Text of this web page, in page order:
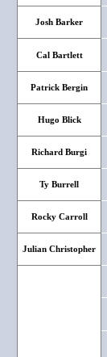
Josh Barker
Cal Bartlett
Patrick Bergin
Hugo Blick
Richard Burgi
Ty Burrell
Rocky Carroll
Julian Christopher